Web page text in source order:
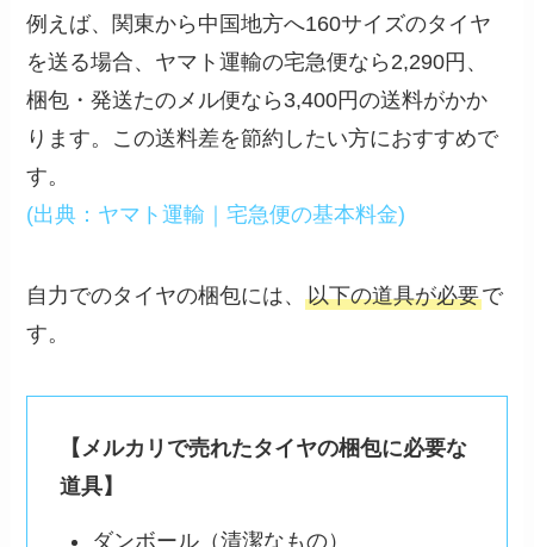
例えば、関東から中国地方へ160サイズのタイヤ
を送る場合、ヤマト運輸の宅急便なら2,290円、
梱包・発送たのメル便なら3,400円の送料がかか
ります。この送料差を節約したい方におすすめで
す。
(出典：ヤマト運輸｜宅急便の基本料金)
自力でのタイヤの梱包には、以下の道具が必要で
す。
【メルカリで売れたタイヤの梱包に必要な
道具】
ダンボール（清潔なもの）